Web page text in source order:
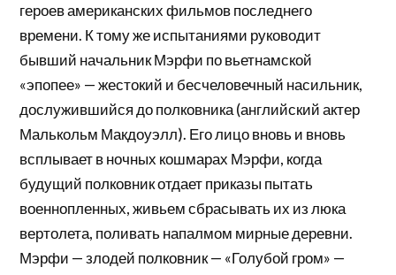
героев американских фильмов последнего
времени. К тому же испытаниями руководит
бывший начальник Мэрфи по вьетнамской
«эпопее» — жестокий и бесчеловечный насильник,
дослужившийся до полковника (английский актер
Малькольм Макдоуэлл). Его лицо вновь и вновь
всплывает в ночных кошмарах Мэрфи, когда
будущий полковник отдает приказы пытать
военнопленных, живьем сбрасывать их из люка
вертолета, поливать напалмом мирные деревни.
Мэрфи — злодей полковник — «Голубой гром» —